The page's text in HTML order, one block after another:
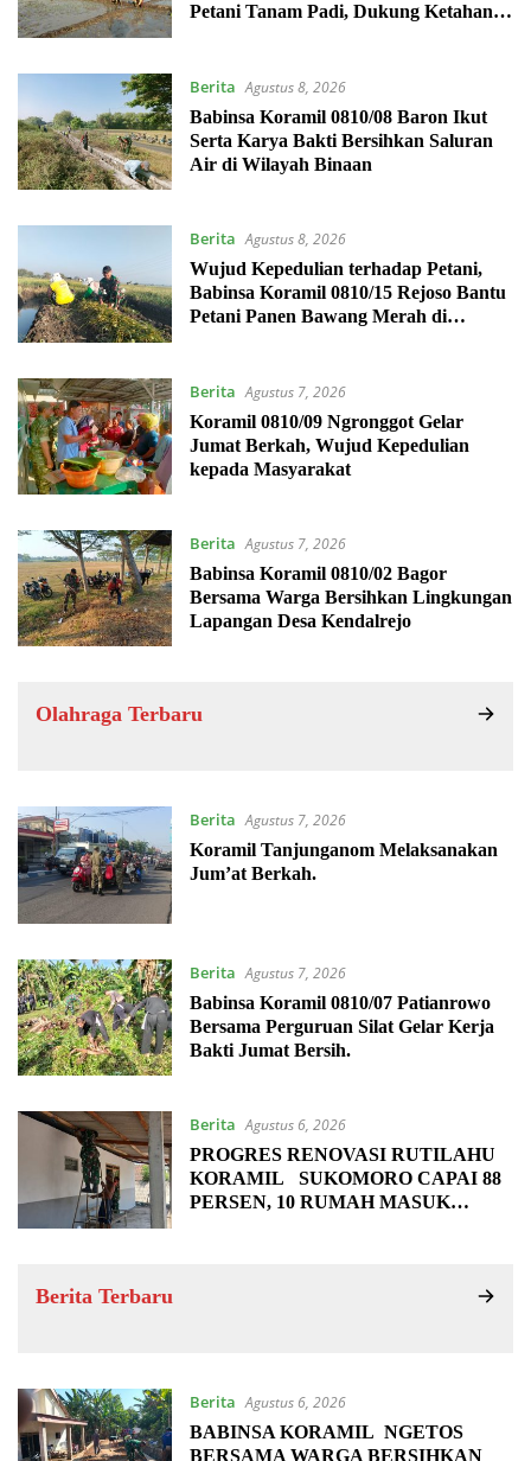
Petani Tanam Padi, Dukung Ketahanan
Berita Agustus 8, 2026
Babinsa Koramil 0810/08 Baron Ikut
Serta Karya Bakti Bersihkan Saluran
Air di Wilayah Binaan
Berita Agustus 8, 2026
Wujud Kepedulian terhadap Petani,
Babinsa Koramil 0810/15 Rejoso Bantu
Petani Panen Bawang Merah di
Berita Agustus 7, 2026
Koramil 0810/09 Ngronggot Gelar
Jumat Berkah, Wujud Kepedulian
kepada Masyarakat
Berita Agustus 7, 2026
Babinsa Koramil 0810/02 Bagor
Bersama Warga Bersihkan Lingkungan
Lapangan Desa Kendalrejo
Olahraga Terbaru
Berita Agustus 7, 2026
Koramil Tanjunganom Melaksanakan
Jum’at Berkah.
Berita Agustus 7, 2026
Babinsa Koramil 0810/07 Patianrowo
Bersama Perguruan Silat Gelar Kerja
Bakti Jumat Bersih.
Berita Agustus 6, 2026
PROGRES RENOVASI RUTILAHU
KORAMIL SUKOMORO CAPAI 88
PERSEN, 10 RUMAH MASUK
Berita Terbaru
Berita Agustus 6, 2026
BABINSA KORAMIL NGETOS
BERSAMA WARGA BERSIHKAN